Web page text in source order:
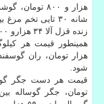
زنده قزل آلا ۳۴ هزارو ۵۰۰ تومان است.
هزار تومان، ران گوسفندی بین ۱۲۰ تا
شود.